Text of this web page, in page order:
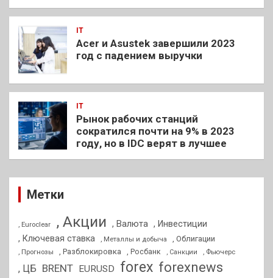
IT
Acer и Asustek завершили 2023
год с падением выручки
IT
Рынок рабочих станций
сократился почти на 9% в 2023
году, но в IDC верят в лучшее
Метки
, Euroclear , Акции , Валюта , Инвестиции
, Ключевая ставка
, Металлы и добыча , Облигации
, Прогнозы , Разблокировка , Росбанк , Санкции , Фьючерс
, ЦБ BRENT EURUSD forex forexnews